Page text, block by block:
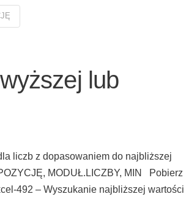
lub
liczb z dopasowaniem do najbliższej
MODUŁ.LICZBY, MIN Pobierz
492 – Wyszukanie najbliższej wartości